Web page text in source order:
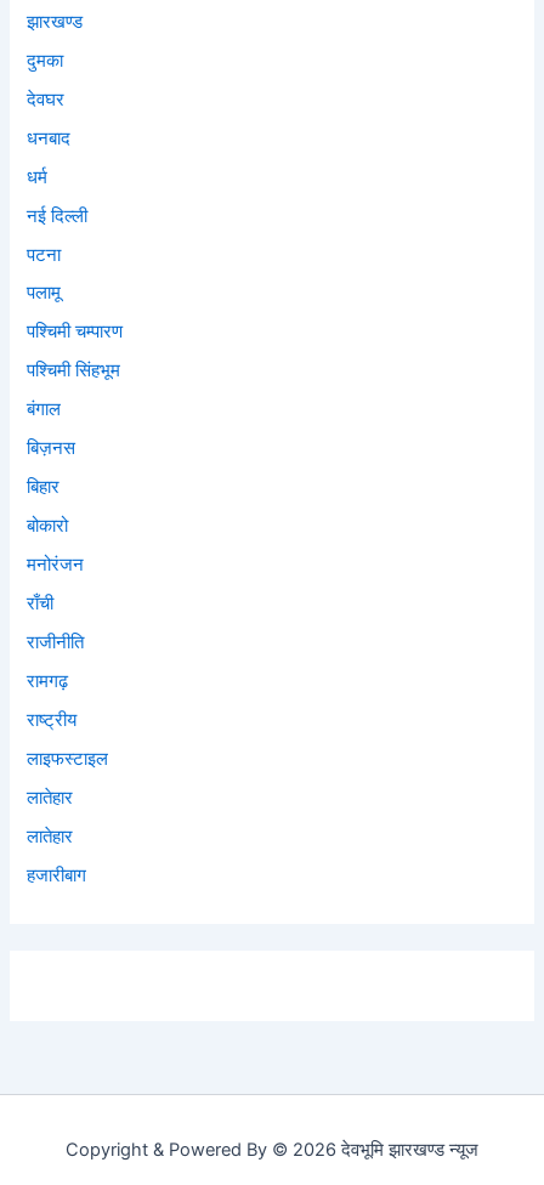
झारखण्ड
दुमका
देवघर
धनबाद
धर्म
नई दिल्ली
पटना
पलामू
पश्चिमी चम्पारण
पश्चिमी सिंहभूम
बंगाल
बिज़नस
बिहार
बोकारो
मनोरंजन
राँची
राजीनीति
रामगढ़
राष्ट्रीय
लाइफस्टाइल
लातेहार
लातेहार
हजारीबाग
Copyright & Powered By © 2026 देवभूमि झारखण्ड न्यूज